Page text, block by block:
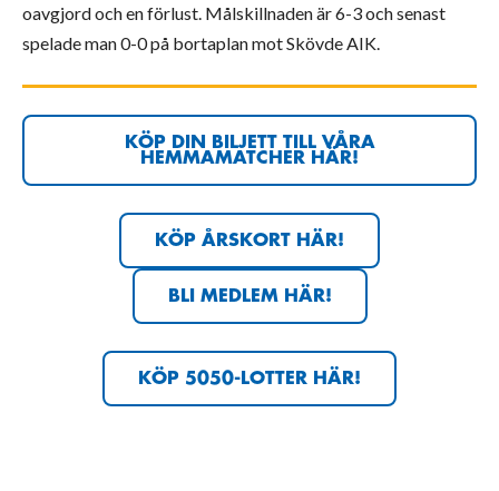
oavgjord och en förlust. Målskillnaden är 6-3 och senast
spelade man 0-0 på bortaplan mot Skövde AIK.
KÖP DIN BILJETT TILL VÅRA
HEMMAMATCHER HÄR!
KÖP ÅRSKORT HÄR!
BLI MEDLEM HÄR!
KÖP 5050-LOTTER HÄR!